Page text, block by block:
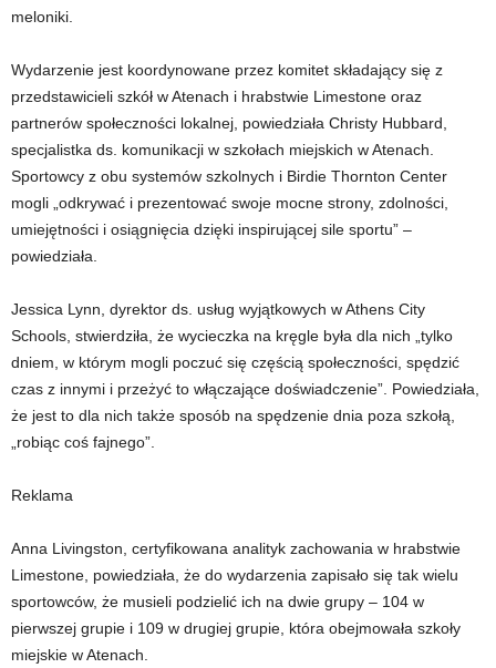
meloniki.
Wydarzenie jest koordynowane przez komitet składający się z
przedstawicieli szkół w Atenach i hrabstwie Limestone oraz
partnerów społeczności lokalnej, powiedziała Christy Hubbard,
specjalistka ds. komunikacji w szkołach miejskich w Atenach.
Sportowcy z obu systemów szkolnych i Birdie Thornton Center
mogli „odkrywać i prezentować swoje mocne strony, zdolności,
umiejętności i osiągnięcia dzięki inspirującej sile sportu” –
powiedziała.
Jessica Lynn, dyrektor ds. usług wyjątkowych w Athens City
Schools, stwierdziła, że ​​wycieczka na kręgle była dla nich „tylko
dniem, w którym mogli poczuć się częścią społeczności, spędzić
czas z innymi i przeżyć to włączające doświadczenie”. Powiedziała,
że ​​jest to dla nich także sposób na spędzenie dnia poza szkołą,
„robiąc coś fajnego”.
Reklama
Anna Livingston, certyfikowana analityk zachowania w hrabstwie
Limestone, powiedziała, że ​​do wydarzenia zapisało się tak wielu
sportowców, że musieli podzielić ich na dwie grupy – 104 w
pierwszej grupie i 109 w drugiej grupie, która obejmowała szkoły
miejskie w Atenach.